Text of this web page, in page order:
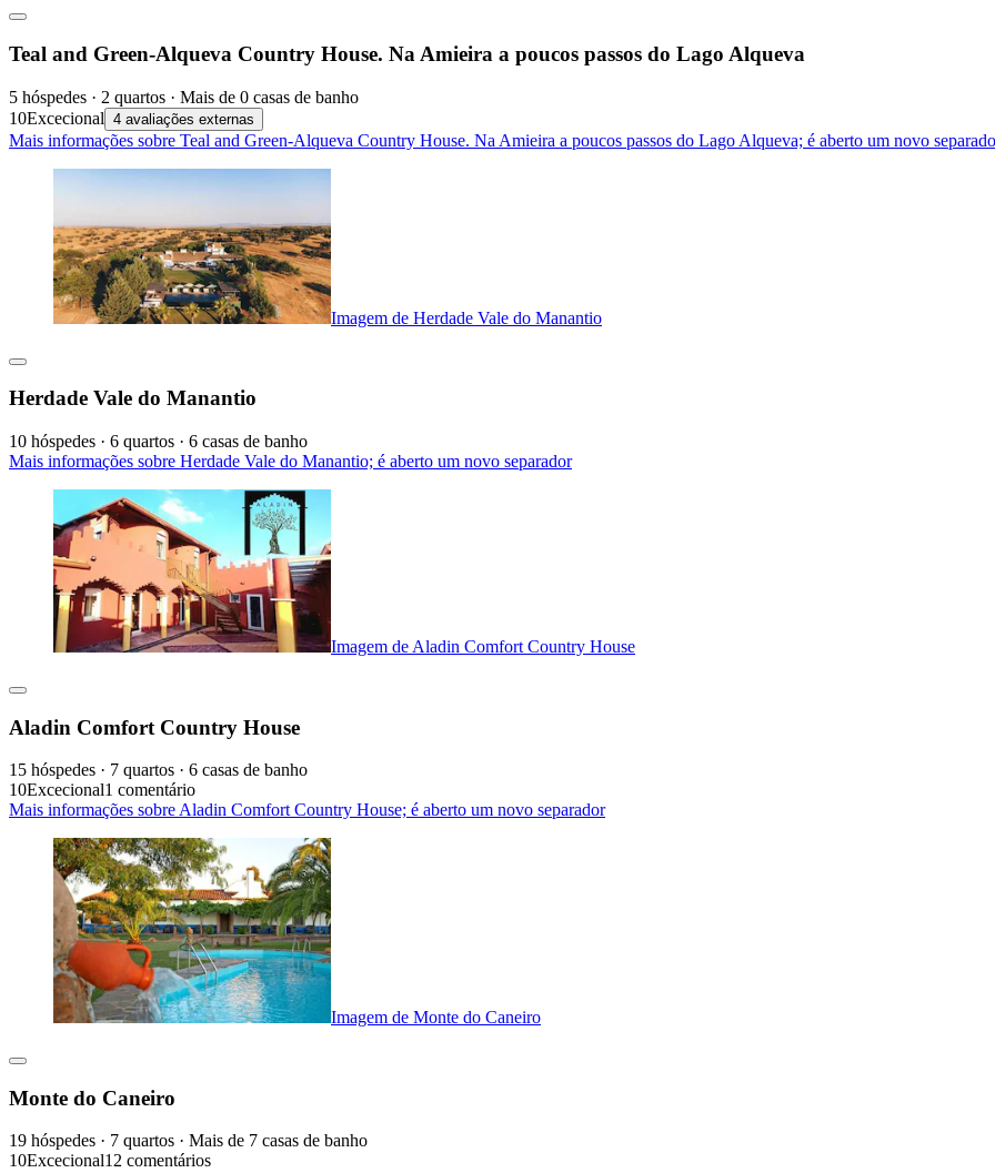
Teal and Green-Alqueva Country House. Na Amieira a poucos passos do Lago Alqueva
5 hóspedes · 2 quartos · Mais de 0 casas de banho
10Excecional 4 avaliações externas
Mais informações sobre Teal and Green-Alqueva Country House. Na Amieira a poucos passos do Lago Alqueva; é aberto um novo
Imagem de Herdade Vale do Manantio
Herdade Vale do Manantio
10 hóspedes · 6 quartos · 6 casas de banho
Mais informações sobre Herdade Vale do Manantio; é aberto um novo separador
Imagem de Aladin Comfort Country House
Aladin Comfort Country House
15 hóspedes · 7 quartos · 6 casas de banho
10Excecional1 comentário
Mais informações sobre Aladin Comfort Country House; é aberto um novo separador
Imagem de Monte do Caneiro
Monte do Caneiro
19 hóspedes · 7 quartos · Mais de 7 casas de banho
10Excecional12 comentários